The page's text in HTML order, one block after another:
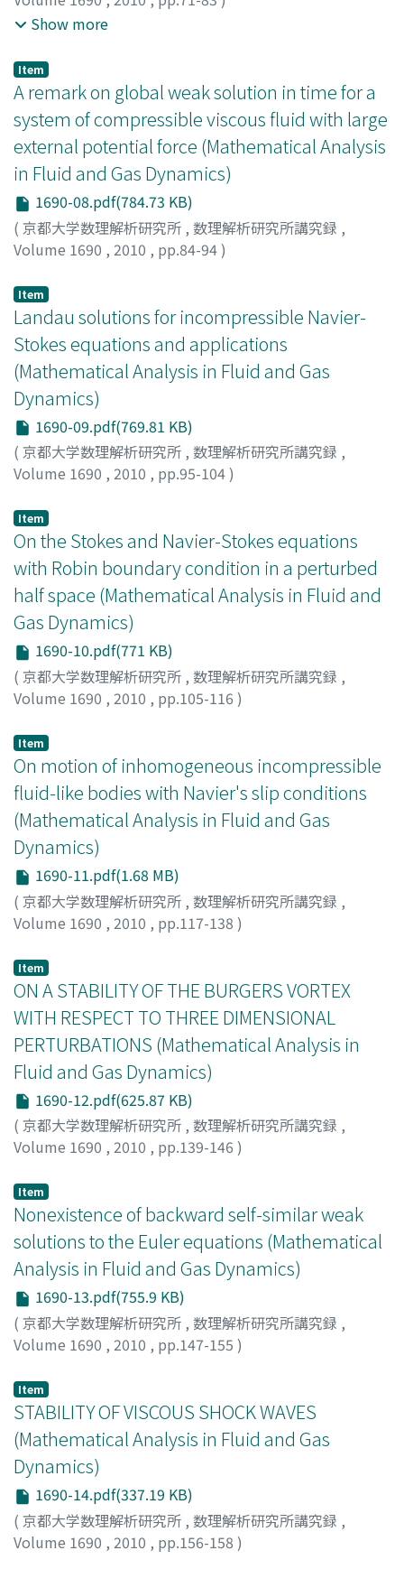
Kawashima, Shuichi
ワシマ, シュウイチ
Show more
Item
A remark on global weak solution in time for a
system of compressible viscous fluid with large
external potential force (Mathematical Analysis
in Fluid and Gas Dynamics)
1690-08.pdf(784.73 KB)
( 京都大学数理解析研究所 , 数理解析研究所講究録 ,
Volume 1690 , 2010 , pp.84-94)
タカ
Item
Landau solutions for incompressible Navier-
Stokes equations and applications
(Mathematical Analysis in Fluid and Gas
Dynamics)
1690-09.pdf(769.81 KB)
( 京都大学数理解析研究所 , 数理解析研究所講究録 ,
Volume 1690 , 2010 , pp.95-104)
Item
On the Stokes and Navier-Stokes equations
with Robin boundary condition in a perturbed
half space (Mathematical Analysis in Fluid and
Gas Dynamics)
1690-10.pdf(771 KB)
( 京都大学数理解析研究所 , 数理解析研究所講究録 ,
Volume 1690 , 2010 , pp.105-116 )
Item
On motion of inhomogeneous incompressible
fluid-like bodies with Navier's slip conditions
(Mathematical Analysis in Fluid and Gas
Dynamics)
1690-11.pdf(1.68 MB)
( 京都大学数理解析研究所 , 数理解析研究所講究録 ,
Volume 1690 , 2010 , pp.117-138 )
Item
ON A STABILITY OF THE BURGERS VORTEX
WITH RESPECT TO THREE DIMENSIONAL
PERTURBATIONS (Mathematical Analysis in
Fluid and Gas Dynamics)
1690-12.pdf(625.87 KB)
( 京都大学数理解析研究所 , 数理解析研究所講究録 ,
Volume 1690 , 2010 , pp.139-146 )
ヤスノリ
Item
Nonexistence of backward self-similar weak
solutions to the Euler equations (Mathematical
Analysis in Fluid and Gas Dynamics)
1690-13.pdf(755.9 KB)
( 京都大学数理解析研究所 , 数理解析研究所講究録 ,
Volume 1690 , 2010 , pp.147-155 )
Item
STABILITY OF VISCOUS SHOCK WAVES
(Mathematical Analysis in Fluid and Gas
Dynamics)
1690-14.pdf(337.19 KB)
( 京都大学数理解析研究所 , 数理解析研究所講究録 ,
Volume 1690 , 2010 , pp.156-158 )